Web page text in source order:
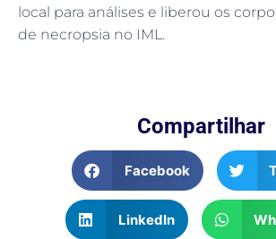
local para análises e liberou os
de necropsia no IML.
Compartilhar
Facebook
LinkedIn